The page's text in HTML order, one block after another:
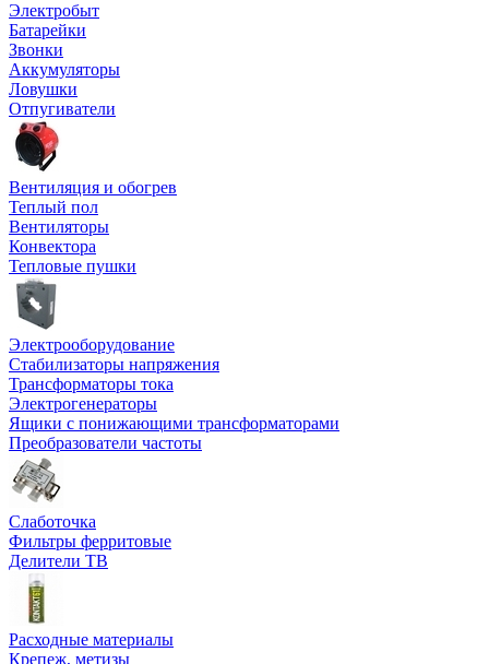
Электробыт
Батарейки
Звонки
Аккумуляторы
Ловушки
Отпугиватели
Вентиляция и обогрев
Теплый пол
Вентиляторы
Конвектора
Тепловые пушки
Электрооборудование
Стабилизаторы напряжения
Трансформаторы тока
Электрогенераторы
Ящики с понижающими трансформаторами
Преобразователи частоты
Слаботочка
Фильтры ферритовые
Делители ТВ
Расходные материалы
Крепеж, метизы